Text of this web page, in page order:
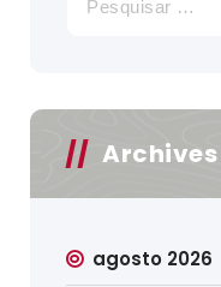
por:
Archives
agosto 2026